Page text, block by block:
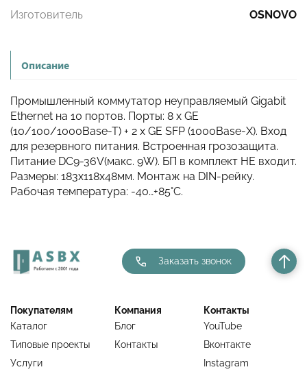
Изготовитель OSNOVO
Описание
Промышленный коммутатор неуправляемый Gigabit
Ethernet на 10 портов. Порты: 8 x GE
(10/100/1000Base-T) + 2 x GE SFP (1000Base-X). Вход
для резервного питания. Встроенная грозозащита.
Питание DC9-36V(макс. 9W). БП в комплект НЕ входит.
Размеры: 183x118x48мм. Монтаж на DIN-рейку.
Рабочая температура: -40…+85°С.
Покупателям
Каталог
Типовые проекты
Услуги
Компания
Блог
Контакты
Контакты
YouTube
Вконтакте
Instagram
Заказать звонок